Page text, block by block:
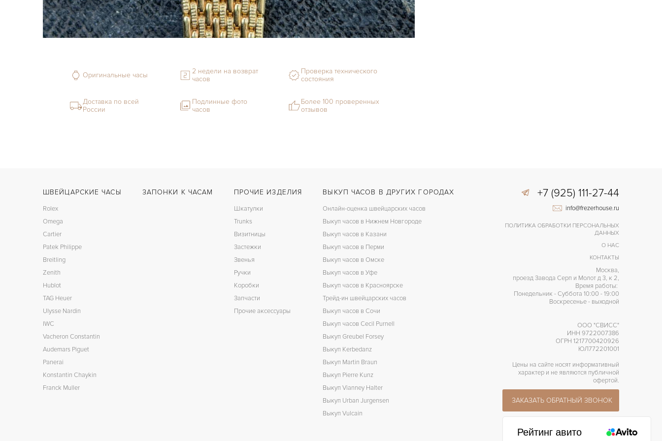
Оригинальные часы
2 недели на возврат
часов
Проверка технического
состояния
Доставка по всей
России
Подлинные фото
часов
Более 100 проверенных
отзывов
ШВЕЙЦАРСКИЕ ЧАСЫ
Rolex
Omega
Cartier
Patek Philippe
Breitling
Zenith
Hublot
TAG Heuer
Ulysse Nardin
IWC
Vacheron Constantin
Audemars Piguet
Panerai
Konstantin Chaykin
Franck Muller
ЗАПОНКИ К ЧАСАМ ПРОЧИЕ ИЗДЕЛИЯ
Шкатулки
Trunks
Визитницы
Застежки
Звенья
Ручки
Коробки
Запчасти
Прочие аксессуары
ВЫКУП ЧАСОВ В ДРУГИХ ГОРОДАХ
Онлайн-оценка швейцарских часов
Выкуп часов в Нижнем Новгороде
Выкуп часов в Казани
Выкуп часов в Перми
Выкуп часов в Омске
Выкуп часов в Уфе
Выкуп часов в Красноярске
Трейд-ин швейцарских часов
Выкуп часов в Сочи
Выкуп часов Cecil Purnell
Выкуп Greubel Forsey
Выкуп Kerbedanz
Выкуп Martin Braun
Выкуп Pierre Kunz
Выкуп Vianney Halter
Выкуп Urban Jurgensen
Выкуп Vulcain
+7 (925) 111-27-44
info@frezerhouse.ru
ПОЛИТИКА ОБРАБОТКИ ПЕРСОНАЛЬНЫХ
ДАННЫХ
О НАС
КОНТАКТЫ
Москва,
проезд Завода Серп и Молот д 3, к 2,
Время работы:
Понедельник - Суббота 10:00 - 19:00
Воскресенье - выходной
ООО "СВИСС"
ИНН 9722007386
ОГРН 1217700420926
ЮЛ772201001
Цены на сайте носят информативный
характер и не являются публичной
офертой.
ЗАКАЗАТЬ ОБРАТНЫЙ ЗВОНОК
Рейтинг авито